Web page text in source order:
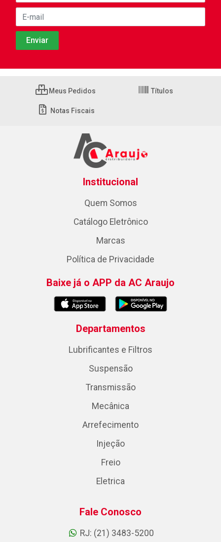
Meus Pedidos Títulos
Notas Fiscais
Institucional
Quem Somos
Catálogo Eletrônico
Marcas
Política de Privacidade
Baixe já o APP da AC Araujo
Departamentos
Lubrificantes e Filtros
Suspensão
Transmissão
Mecânica
Arrefecimento
Injeção
Freio
Eletrica
Fale Conosco
RJ: (21) 3483-5200